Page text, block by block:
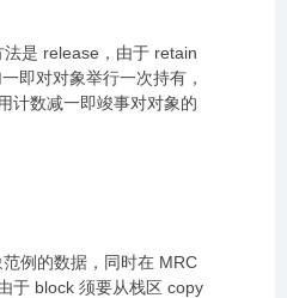
是 release，由于 retain
即对对象举行一次持有，
计数减一即竣事对对象的
例的数据，同时在 MRC
于 block 须要从栈区 copy